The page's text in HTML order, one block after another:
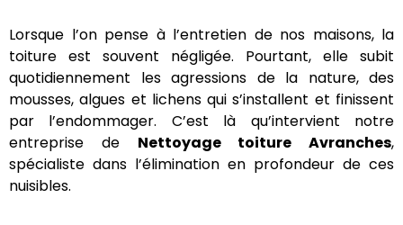
Lorsque l’on pense à l’entretien de nos maisons, la
toiture est souvent négligée. Pourtant, elle subit
quotidiennement les agressions de la nature, des
mousses, algues et lichens qui s’installent et finissent
par l’endommager. C’est là qu’intervient notre
entreprise de
Nettoyage toiture Avranches,
spécialiste dans l’élimination en profondeur de ces
nuisibles.